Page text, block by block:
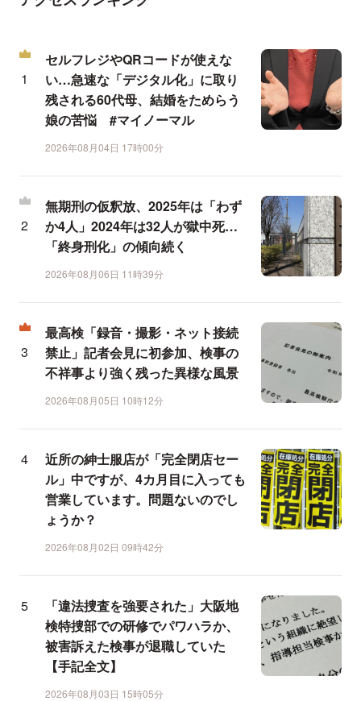
セルフレジやQRコードが使えな
い…急速な「デジタル化」に取り
残される60代母、結婚をためらう
娘の苦悩 #マイノーマル
2026年08月04日 17時00分
無期刑の仮釈放、2025年は「わず
か4人」2024年は32人が獄中死…
「終身刑化」の傾向続く
2026年08月06日 11時39分
最高検「録音・撮影・ネット接続
禁止」記者会見に初参加、検事の
不祥事より強く残った異様な風景
2026年08月05日 10時12分
近所の紳士服店が「完全閉店セー
ル」中ですが、4カ月目に入っても
営業しています。問題ないのでし
ょうか？
2026年08月02日 09時42分
「違法捜査を強要された」大阪地
検特捜部での研修でパワハラか、
被害訴えた検事が退職していた
【手記全文】
2026年08月03日 15時05分